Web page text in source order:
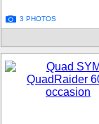
3 PHOTOS